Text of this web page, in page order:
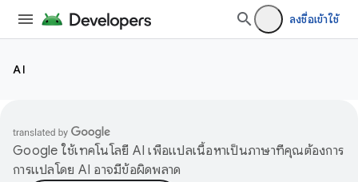
ลงชื่อเข้าใช้
AI
Google ใช้เทคโนโลยี AI เพื่อแปลเนื้อหาเป็นภาษาที่คุณต้องการ
การแปลโดย AI อาจมีข้อผิดพลาด